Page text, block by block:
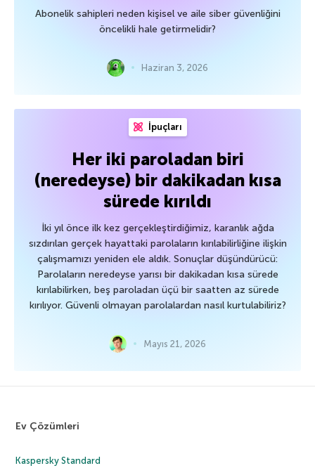
Abonelik sahipleri neden kişisel ve aile siber güvenliğini
öncelikli hale getirmelidir?
Haziran 3, 2026
İpuçları
Her iki paroladan biri
(neredeyse) bir dakikadan kısa
sürede kırıldı
İki yıl önce ilk kez gerçekleştirdiğimiz, karanlık ağda
sızdırılan gerçek hayattaki parolaların kırılabilirliğine ilişkin
çalışmamızı yeniden ele aldık. Sonuçlar düşündürücü:
Parolaların neredeyse yarısı bir dakikadan kısa sürede
kırılabilirken, beş paroladan üçü bir saatten az sürede
kırılıyor. Güvenli olmayan parolalardan nasıl kurtulabiliriz?
Mayıs 21, 2026
Ev Çözümleri
Kaspersky Standard